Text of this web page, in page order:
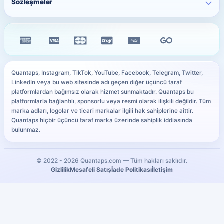
arasındaki Stars adedini seçin.
Kick Hizmetleri
WhatsApp Hizmetleri
Tüm Hizmetler
Ücretsiz TikTok Beğeni
Ücretsiz TikTok İzlenme
Tüm Ücretsiz Servisler
Resim Boyutu Küçültme
WhatsApp Link Oluşturucu
Tüm Ücretsiz Araçlar
Sıkça Sorulan Sorular
Siteyi iPhone Ana Ekrana Ekle
PayTR Ödeme Rehberi
Ödeme Yöntemleri
Kullanıcı Site Haritası
Sosyal Medya Sözlüğü
Sözleşmeler
Gizlilik Sözleşmesi
KVKK Aydınlatma Metni
SLA
Quantaps, Instagram, TikTok, YouTube, Facebook, Telegram, Twitter,
LinkedIn veya bu web sitesinde adı geçen diğer üçüncü taraf
platformlardan bağımsız olarak hizmet sunmaktadır. Quantaps bu
platformlarla bağlantılı, sponsorlu veya resmi olarak ilişkili değildir. Tüm
marka adları, logolar ve ticari markalar ilgili hak sahiplerine aittir.
Quantaps hiçbir üçüncü taraf marka üzerinde sahiplik iddiasında
bulunmaz.
© 2022 - 2026 Quantaps.com — Tüm hakları saklıdır.
GizlilikMesafeli Satışİade Politikasıİletişim